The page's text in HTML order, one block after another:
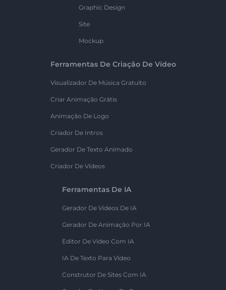
Graphic Design
Site
Mockup
Ferramentas De Criação De Vídeo
Visualizador De Música Gratuito
Criar Animação Grátis
Animação De Logo
Criador De Intros
Gerador De Texto Animado
Criador De Vídeos
Ferramentas De IA
Gerador De Vídeos De IA
Gerador De Animação Por IA
Editor De Vídeo Com IA
IA De Texto Para Vídeo
Construtor De Sites Com IA